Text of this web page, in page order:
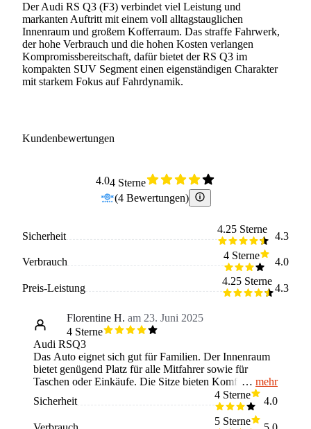
Der Audi RS Q3 (F3) verbindet viel Leistung und
markanten Auftritt mit einem voll alltagstauglichen
Innenraum und großem Kofferraum. Das straffe Fahrwerk,
der hohe Verbrauch und die hohen Kosten verlangen
Kompromissbereitschaft, dafür bietet der RS Q3 im
kompakten SUV Segment einen eigenständigen Charakter
mit starkem Fokus auf Fahrdynamik.
Kundenbewertungen
4.04 Sterne
(4 Bewertungen)
Sicherheit
4.25 Sterne
4.3
Verbrauch
4 Sterne
4.0
Preis-Leistung
4.25 Sterne
4.3
Florentine H. am 23. Juni 2025
4 Sterne
Audi RSQ3
Das Auto eignet sich gut für Familien. Der Innenraum
bietet genügend Platz für alle Mitfahrer sowie für
Taschen oder Einkäufe. Die Sitze bieten Komfort, der
Einstieg ist unkompliziert, und alle Funktionen sind
leicht zu handhaben. Auch für Kindersitze ist der
Einbau gut möglich. Unabhängig davon, ob man sich
mehr
Sicherheit
4 Sterne
4.0
5 Sterne